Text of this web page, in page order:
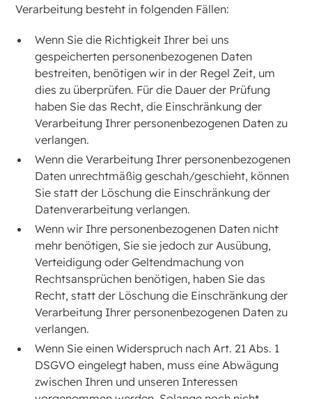
Verarbeitung besteht in folgenden Fällen:
Wenn Sie die Richtigkeit Ihrer bei uns
gespeicherten personenbezogenen Daten
bestreiten, benötigen wir in der Regel Zeit, um
dies zu überprüfen. Für die Dauer der Prüfung
haben Sie das Recht, die Einschränkung der
Verarbeitung Ihrer personenbezogenen Daten zu
verlangen.
Wenn die Verarbeitung Ihrer personenbezogenen
Daten unrechtmäßig geschah/geschieht, können
Sie statt der Löschung die Einschränkung der
Datenverarbeitung verlangen.
Wenn wir Ihre personenbezogenen Daten nicht
mehr benötigen, Sie sie jedoch zur Ausübung,
Verteidigung oder Geltendmachung von
Rechtsansprüchen benötigen, haben Sie das
Recht, statt der Löschung die Einschränkung der
Verarbeitung Ihrer personenbezogenen Daten zu
verlangen.
Wenn Sie einen Widerspruch nach Art. 21 Abs. 1
DSGVO eingelegt haben, muss eine Abwägung
zwischen Ihren und unseren Interessen